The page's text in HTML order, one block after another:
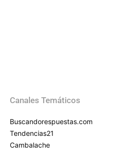
Canales Temáticos
Buscandorespuestas.com
Tendencias21
Cambalache